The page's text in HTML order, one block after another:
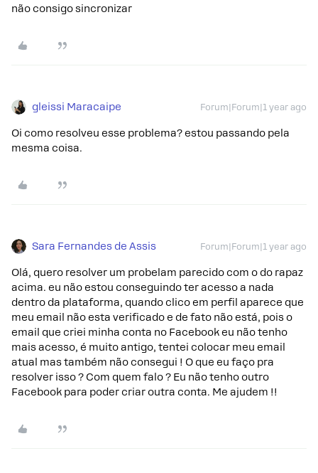
não consigo sincronizar
gleissi Maracaipe Forum|Forum|1 year ago
Oi como resolveu esse problema? estou passando pela
mesma coisa.
Sara Fernandes de Assis Forum|Forum|1 year ago
Olá, quero resolver um probelam parecido com o do rapaz
acima. eu não estou conseguindo ter acesso a nada
dentro da plataforma, quando clico em perfil aparece que
meu email não esta verificado e de fato não está, pois o
email que criei minha conta no Facebook eu não tenho
mais acesso, é muito antigo, tentei colocar meu email
atual mas também não consegui ! O que eu faço pra
resolver isso ? Com quem falo ? Eu não tenho outro
Facebook para poder criar outra conta. Me ajudem !!